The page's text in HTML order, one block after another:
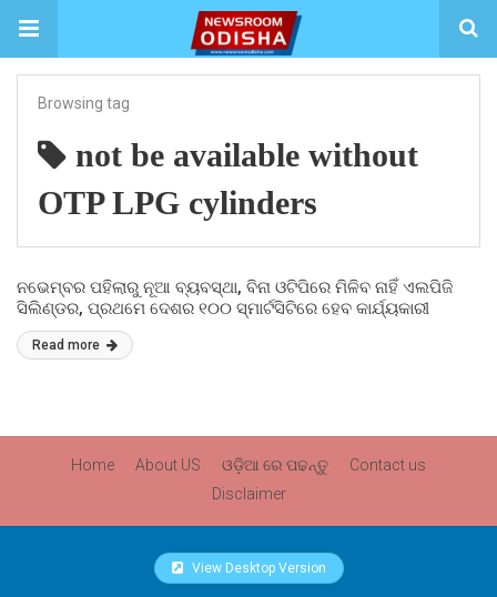
Browsing tag
not be available without
OTP LPG cylinders
ନଭେମ୍ବର ପହିଲାରୁ ନୂଆ ବ୍ୟବସ୍ଥା, ବିନା ଓଟିପିରେ ମିଳିବ ନାହିଁ ଏଲପିଜି
ସିଲିଣ୍ଡର, ପ୍ରଥମେ ଦେଶର ୧୦୦ ସ୍ମାର୍ଟସିଟିରେ ହେବ କାର୍ଯ୍ୟକାରୀ
Read more
Home About US ଓଡ଼ିଆ ରେ ପଢନ୍ତୁ
Contact us
Disclaimer
View Desktop Version